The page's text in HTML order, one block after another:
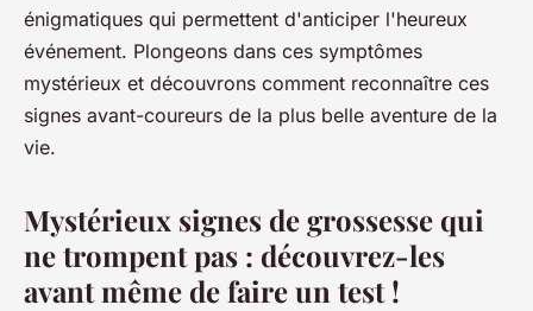
énigmatiques qui permettent d'anticiper l'heureux
événement. Plongeons dans ces symptômes
mystérieux et découvrons comment reconnaître ces
signes avant-coureurs de la plus belle aventure de la
vie.
Mystérieux signes de grossesse qui
ne trompent pas : découvrez-les
avant même de faire un test !